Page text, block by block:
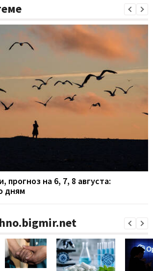
прогноз на 6, 7, 8 августа:
дням